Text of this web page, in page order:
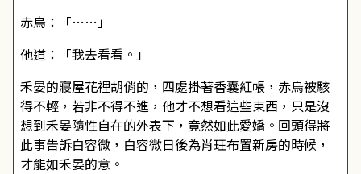
赤烏：「……」
他道：「我去看看。」
禾晏的寢屋花裡胡俏的，四處掛著香囊紅帳，赤烏被駭
得不輕，若非不得不進，他才不想看這些東西，只是沒
想到禾晏隨性自在的外表下，竟然如此愛嬌。回頭得將
此事告訴白容微，白容微日後為肖玨布置新房的時候，
才能如禾晏的意。